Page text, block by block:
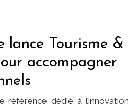
lance Tourisme &
accompagner
référence dédié à l’innovation